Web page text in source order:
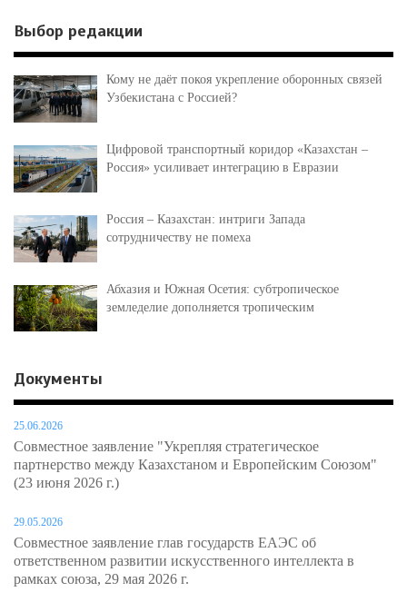
Выбор редакции
Кому не даёт покоя укрепление оборонных связей
Узбекистана с Россией?
Цифровой транспортный коридор «Казахстан –
Россия» усиливает интеграцию в Евразии
Россия – Казахстан: интриги Запада
сотрудничеству не помеха
Абхазия и Южная Осетия: субтропическое
земледелие дополняется тропическим
Документы
25.06.2026
Совместное заявление "Укрепляя стратегическое
партнерство между Казахстаном и Европейским Союзом"
(23 июня 2026 г.)
29.05.2026
Совместное заявление глав государств ЕАЭС об
ответственном развитии искусственного интеллекта в
рамках союза, 29 мая 2026 г.